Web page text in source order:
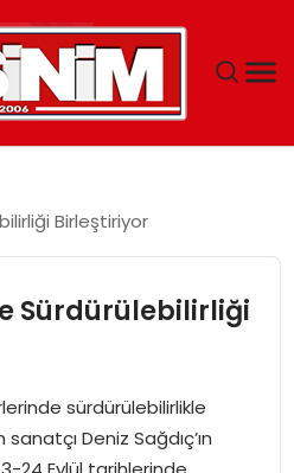
Birleştiriyor
Sürdürülebilirliği
sürdürülebilirlikle
Deniz Sağdıç’ın